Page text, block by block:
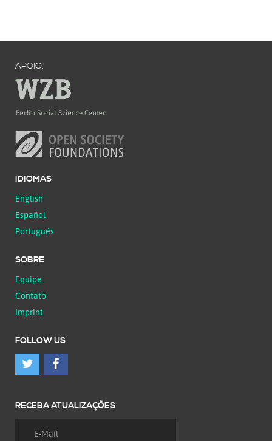
APOIO:
IDIOMAS
English
Español
Português
SOBRE
Equipe
Contato
Imprint
FOLLOW US
RECEBA ATUALIZAÇÕES